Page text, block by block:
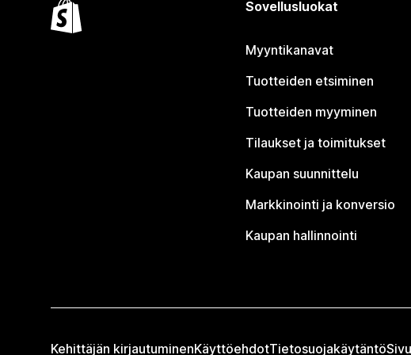
Sovellusluokat
Myyntikanavat
Tuotteiden etsiminen
Tuotteiden myyminen
Tilaukset ja toimitukset
Kaupan suunnittelu
Markkinointi ja konversio
Kaupan hallinnointi
Kehittäjän kirjautuminenKäyttöehdotTietosuojakäytäntö